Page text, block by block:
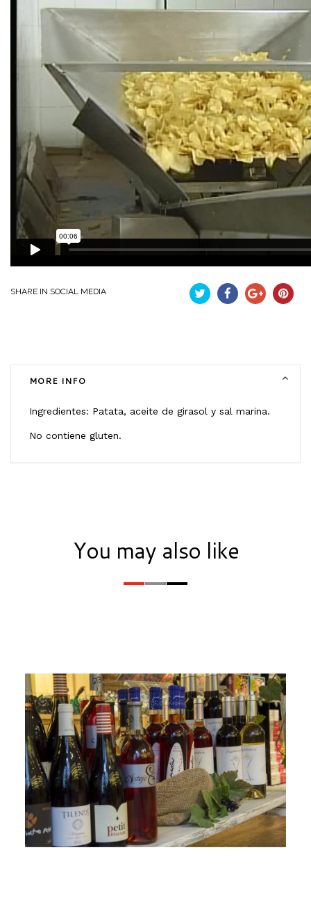
SHARE IN SOCIAL MEDIA
MORE INFO
Ingredientes: Patata, aceite de girasol y sal marina.
No contiene gluten.
You may also like